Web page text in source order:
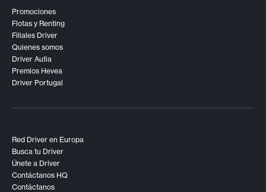
Promociones
Flotas y Renting
Filiales Driver
Quienes somos
Driver Autia
Premios Hevea
Driver Portugal
Red Driver en Europa
Busca tu Driver
Únete a Driver
Contáctanos HQ
Contáctanos